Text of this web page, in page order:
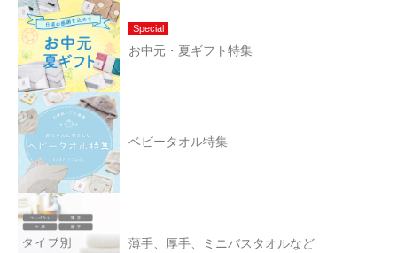
Special
お中元・夏ギフト特集
ベビータオル特集
薄手、厚手、ミニバスタオルなど